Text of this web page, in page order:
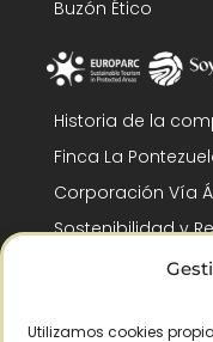
Utilizamos cookies
Buzón Ético
Historia de la
Finca La
Corporación Vía
Sostenibilidad y
RSC y
Reconocimientos